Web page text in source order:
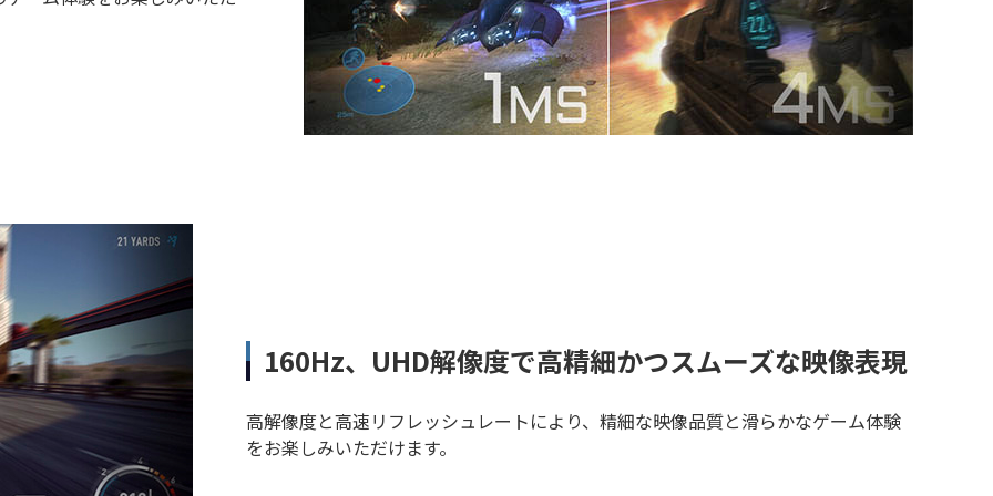
160Hz、UHD解像度で高精細かつスムーズな映像表現
高解像度と高速リフレッシュレートにより、精細な映像品質と滑らかなゲーム体験
をお楽しみいただけます。